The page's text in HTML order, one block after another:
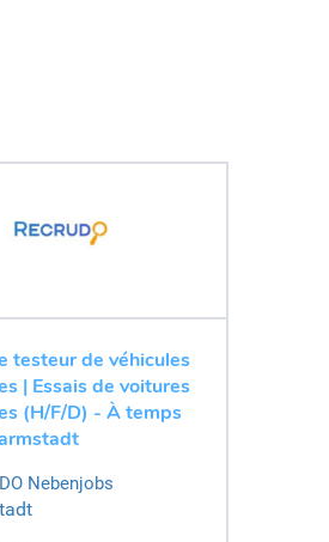
testeur de véhicules
| Essais de voitures
(H/F/D) - À temps
Nebenjobs